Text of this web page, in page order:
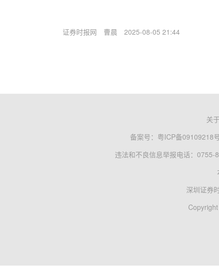
证券时报网 曹晨 2025-08-05 21:44
关
备案号： 粤ICP备09109218
违法和不良信息举报电话：0755-
深圳证券